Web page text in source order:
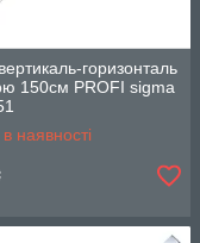
горизонталь
150см PROFI sigma
наявності